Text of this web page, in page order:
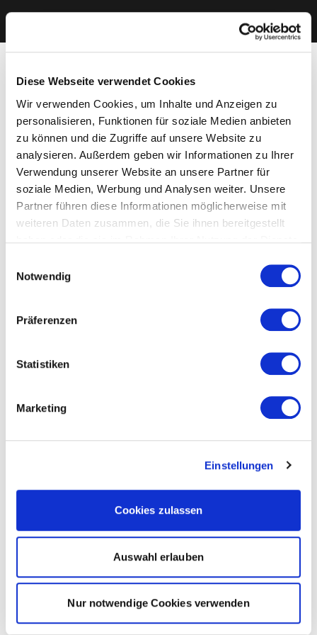
Diese Webseite verwendet Cookies
Wir verwenden Cookies, um Inhalte und Anzeigen zu
personalisieren, Funktionen für soziale Medien anbieten
zu können und die Zugriffe auf unsere Website zu
analysieren. Außerdem geben wir Informationen zu Ihrer
Verwendung unserer Website an unsere Partner für
soziale Medien, Werbung und Analysen weiter. Unsere
Partner führen diese Informationen möglicherweise mit
weiteren Daten zusammen, die Sie ihnen bereitgestellt
Cookies, wenn Sie unsere Webseite weiterhin nutzen.
Notwendig
Präferenzen
Statistiken
Marketing
Einstellungen
Cookies zulassen
Auswahl erlauben
Nur notwendige Cookies verwenden